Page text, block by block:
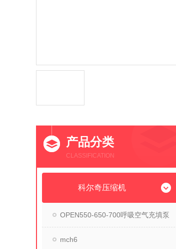
产品分类
CLASSIFICATION
科尔奇压缩机
OPEN550-650-700呼吸空气充填泵
mch6